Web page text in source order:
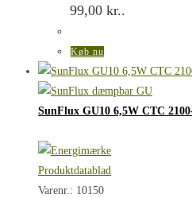
99,00 kr..
Køb nu
SunFlux GU10 6,5W CTC
Produktdatablad
Varenr.: 10150